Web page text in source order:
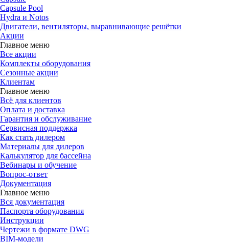
Capsule Pool
Hydra и Notos
Двигатели, вентиляторы, выравнивающие решётки
Акции
Главное меню
Все акции
Комплекты оборудования
Сезонные акции
Клиентам
Главное меню
Всё для клиентов
Оплата и доставка
Гарантия и обслуживание
Сервисная поддержка
Как стать дилером
Материалы для дилеров
Калькулятор для бассейна
Вебинары и обучение
Вопрос-ответ
Документация
Главное меню
Вся документация
Паспорта оборудования
Инструкции
Чертежи в формате DWG
BIM-модели